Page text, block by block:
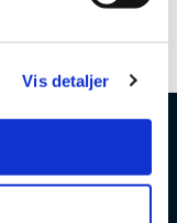
Vis detaljer